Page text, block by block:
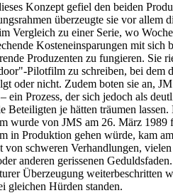
Konzept gefiel den beiden
überzeugte sie vor allem
Vergleich zu einer Serie, wo
Kosteneinsparungen mit
Produzenten zu fungieren. Sie
Pilotfilm zu schreiben, bei dem
oder nicht. Zudem boten sie an,
ein Prozess, der sich jedoch als
Beteiligten je hätten träumen
wurde von JMS am 26. März 1989
in Produktion gehen würde, kam
von schweren Verhandlungen,
anderen gerissenen
Überzeugung weiterbeschritten
gleichen Hürden standen.